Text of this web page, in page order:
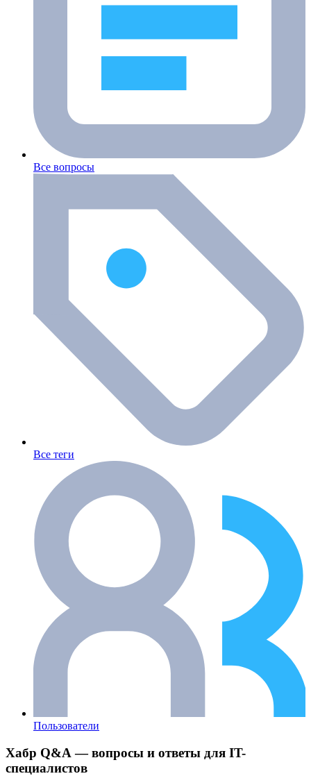
Все вопросы
Все теги
Пользователи
Хабр Q&A — вопросы и ответы для IT-
специалистов